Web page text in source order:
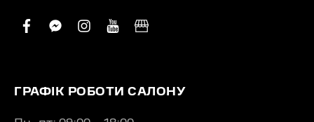
facebook
facebook-
instagram
youtube
business
ГРАФІК РОБОТИ САЛОНУ